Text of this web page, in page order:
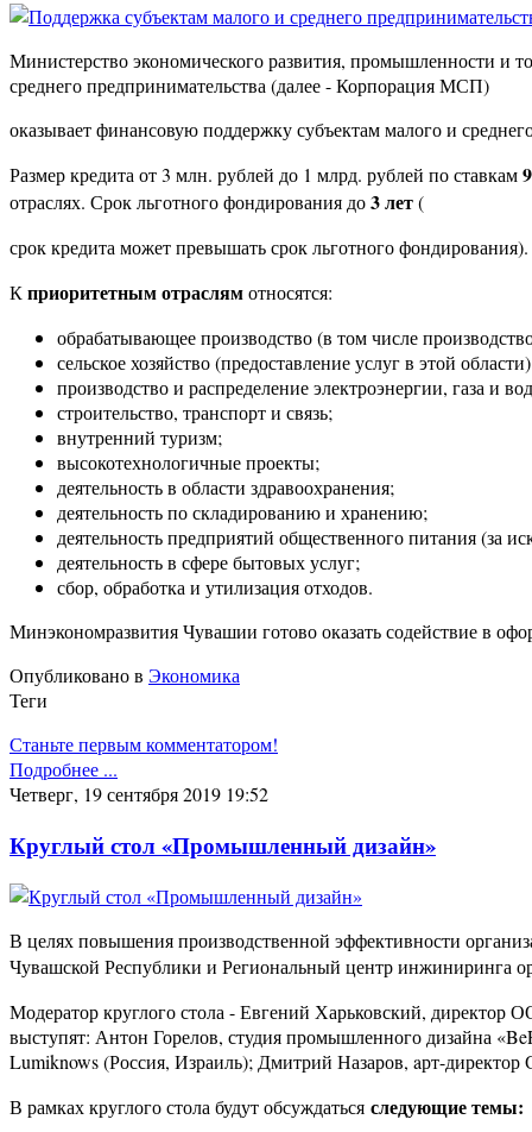
Министерство экономического развития, промышленности и
среднего предпринимательства (далее - Корпорация МСП)
оказывает финансовую поддержку субъектам малого и
Размер кредита от 3 млн. рублей до 1 млрд. рублей по ставкам
отраслях. Срок льготного фондирования до3 лет(
срок кредита может превышать срок льготного фондирования).
Кприоритетным отраслямотносятся:
обрабатывающее производство (в том числе
сельское хозяйство (предоставление услуг в этой
производство и распределение электроэнергии, газа и
строительство, транспорт и связь;
внутренний туризм;
высокотехнологичные проекты;
деятельность в области здравоохранения;
деятельность по складированию и хранению;
деятельность предприятий общественного питания (за
деятельность в сфере бытовых услуг;
сбор, обработка и утилизация отходов.
Минэкономразвития Чувашии готово оказать содействие в
Опубликовано в Экономика
Теги
Станьте первым комментатором!
Подробнее ...
Четверг, 19 сентября 2019 19:52
Круглый стол «Промышленный дизайн»
В целях повышения производственной эффективности
Чувашской Республики и Региональный центр инжиниринга
Модератор круглого стола - Евгений Харьковский, директор
выступят: Антон Горелов, студия промышленного дизайна
Lumiknows (Россия, Израиль); Дмитрий Назаров, aрт-
В рамках круглого стола будут обсуждаться следующие темы: